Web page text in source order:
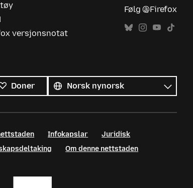
versjonsnotat
Følg @Firefox
Doner
språk
Språk
Infokapslar
Juridisk
Om denne nettstaden